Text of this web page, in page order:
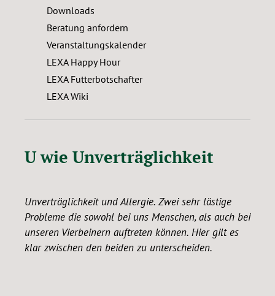
Downloads
Beratung anfordern
Veranstaltungskalender
LEXA Happy Hour
LEXA Futterbotschafter
LEXA Wiki
U wie Unverträglichkeit
Unverträglichkeit und Allergie. Zwei sehr lästige
Probleme die sowohl bei uns Menschen, als auch bei
unseren Vierbeinern auftreten können. Hier gilt es
klar zwischen den beiden zu unterscheiden.